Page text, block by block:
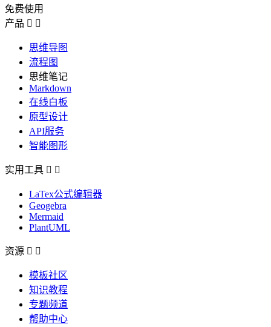
免费使用
产品  
思维导图
流程图
思维笔记
Markdown
在线白板
原型设计
API服务
智能图形
实用工具  
LaTex公式编辑器
Geogebra
Mermaid
PlantUML
资源  
模板社区
知识教程
专题频道
帮助中心